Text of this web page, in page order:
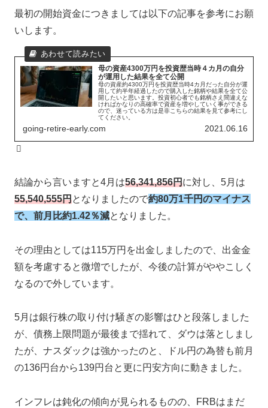
最初の開始資金につきましては以下の記事を参考にお願
いします。
母の資産4300万円を投資歴当時４カ月の自分
が運用した結果を全て公開
母の資産約4300万円を投資歴当時4カ月だった自分が運
用して約半年経過したので購入した銘柄や結果を全て公
開したいと思います。投資初心者でも銘柄さえ間違えな
ければかなりの高確率で資産を増やしていく事ができる
ので、迷っている方は是非こちらの結果を見て参考にし
てください。
going-retire-early.com 2021.06.16
結論から言いますと4月は56,341,856円に対し、5月は
55,540,555円となりましたので約80万1千円のマイナス
で、前月比約1.42％減となりました。
その理由としては115万円を出金しましたので、出金金
額を考慮すると微増でしたが、今後の計算がややこしく
なるので外しています。
5月は銀行株の取り付け騒ぎの影響はひと段落しました
が、債務上限問題が最後まで揺れて、ダウは落としまし
たが、ナスダックは強かったのと、ドル円の為替も前月
の136円台から139円台と更に円安方向に動きました。
インフレは鈍化の傾向が見られるものの、FRBはまだ